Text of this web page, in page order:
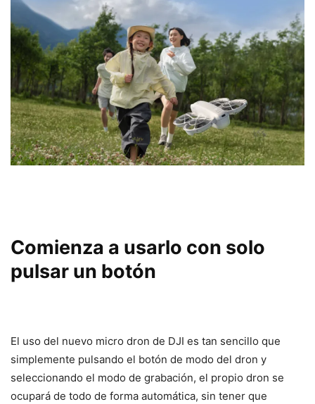
Comienza a usarlo con solo
pulsar un botón
El uso del nuevo micro dron de DJI es tan sencillo que
simplemente pulsando el botón de modo del dron y
seleccionando el modo de grabación, el propio dron se
ocupará de todo de forma automática, sin tener que